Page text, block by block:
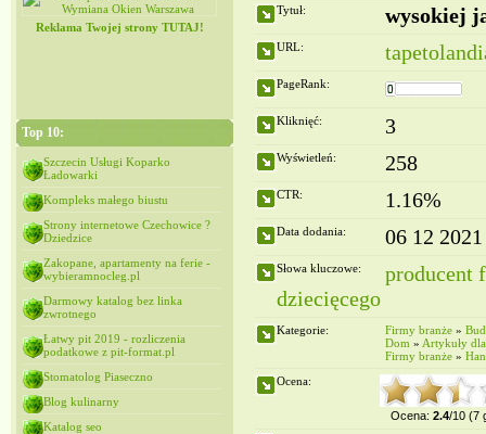
Reklama Twojej strony TUTAJ!
Top 10:
Szczecin Usługi Koparko
Ładowarki
Kompleks małego biustu
Strony internetowe Czechowice ?
Dziedzice
Zakopane, apartamenty na ferie -
wybieramnocleg.pl
Darmowy katalog bez linka
zwrotnego
Łatwy pit 2019 - rozliczenia
podatkowe z pit-format.pl
Stomatolog Piaseczno
Blog kulinarny
Katalog seo
Tytuł: wysokiej
URL:
PageRank:
Kliknięć: 3
Wyświetleń: 258
CTR: 1.16%
Data dodania: 06 12 2021
Słowa kluczowe:
producent
dziecięcego
Kategorie: Firmy branże »
Dom » Artykuły
Firmy branże »
Ocena:
Ocena: 2.4/10 (7